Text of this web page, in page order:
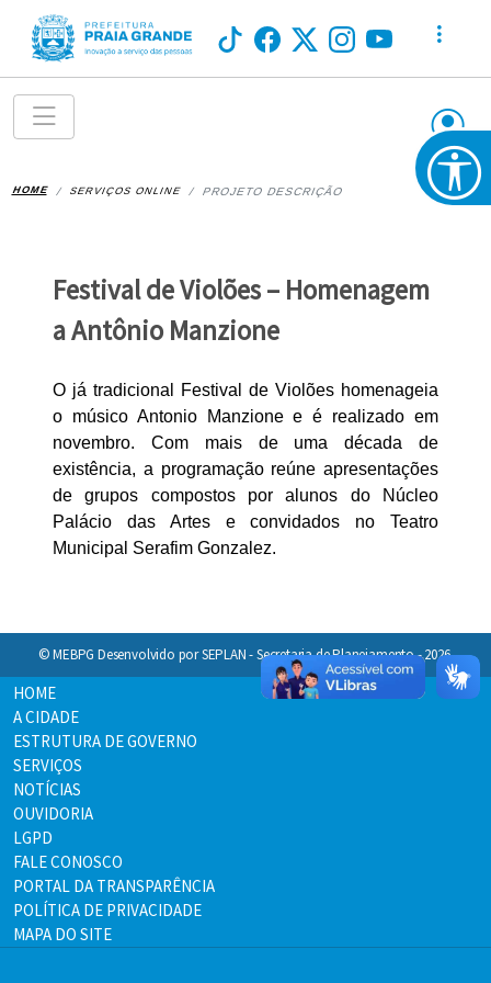
HOME SERVIÇOS ONLINE PROJETO DESCRIÇÃO
Festival de Violões – Homenagem
a Antônio Manzione
O já tradicional Festival de Violões homenageia
o músico Antonio Manzione e é realizado em
novembro. Com mais de uma década de
existência, a programação reúne apresentações
de grupos compostos por alunos do Núcleo
Palácio das Artes e convidados no Teatro
Municipal Serafim Gonzalez.
© MEBPG Desenvolvido por SEPLAN - Secretaria de Planejamento - 2026.
HOME
A CIDADE
ESTRUTURA DE GOVERNO
SERVIÇOS
NOTÍCIAS
OUVIDORIA
LGPD
FALE CONOSCO
PORTAL DA TRANSPARÊNCIA
POLÍTICA DE PRIVACIDADE
MAPA DO SITE